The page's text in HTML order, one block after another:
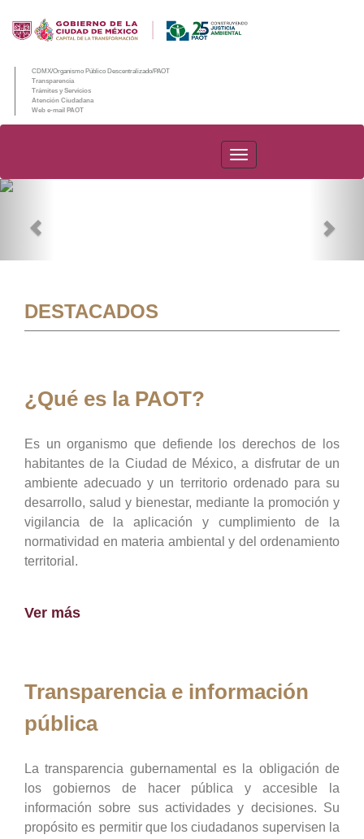
CDMX/Organismo Público Descentralizado/PAOT
Transparencia
Trámites y Servicios
Atención Ciudadana
Web e-mail PAOT
PAOT
DESTACADOS
¿Qué es la PAOT?
Es un organismo que defiende los derechos de los
habitantes de la Ciudad de México, a disfrutar de un
ambiente adecuado y un territorio ordenado para su
desarrollo, salud y bienestar, mediante la promoción y
vigilancia de la aplicación y cumplimiento de la
normatividad en materia ambiental y del ordenamiento
territorial.
Ver más
Transparencia e información
pública
La transparencia gubernamental es la obligación de
los gobiernos de hacer pública y accesible la
información sobre sus actividades y decisiones. Su
propósito es permitir que los ciudadanos supervisen la